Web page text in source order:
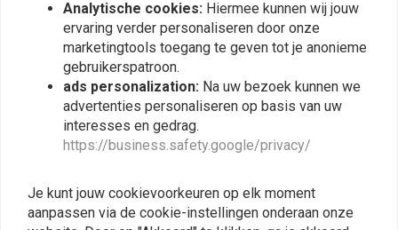
CE-goedgekeurd met knokkelbescherming.
Ontworpen voor veiligheid, stijl en comfort.
Plaats ook een review
Analytische cookies: Hiermee kunnen wij jouw
ervaring verder personaliseren door onze
marketingtools toegang te geven tot je anonieme
gebruikerspatroon.
ads personalization: Na uw bezoek kunnen we
advertenties personaliseren op basis van uw
interesses en gedrag.
https://business.safety.google/privacy/
Je kunt jouw cookievoorkeuren op elk moment
aanpassen via de cookie-instellingen onderaan onze